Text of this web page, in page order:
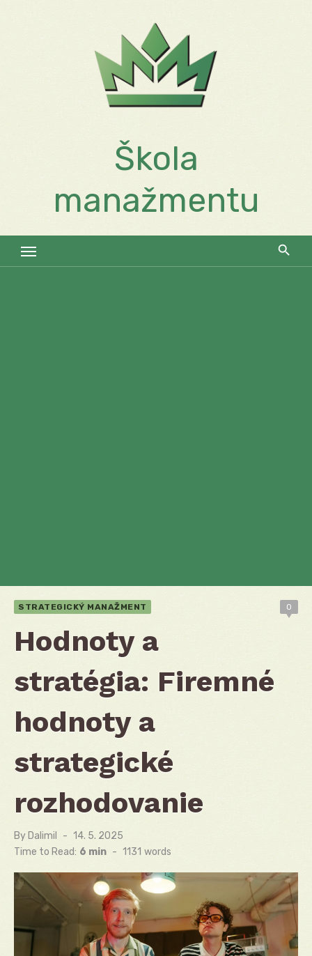
Škola
manažmentu
STRATEGICKÝ MANAŽMENT 0
Hodnoty a
stratégia: Firemné
hodnoty a
strategické
rozhodovanie
By Dalimil
Posted
on
14. 5. 2025
Time to Read: 6 min - 1131 words